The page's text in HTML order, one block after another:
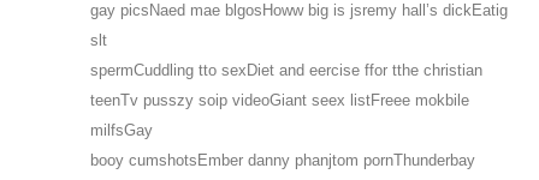
gay picsNaed mae blgosHoww big is jsremy hall’s dickEatig
slt
spermCuddling tto sexDiet and eercise ffor tthe christian
teenTv pusszy soip videoGiant seex listFreee mokbile
milfsGay
booy cumshotsEmber danny phanjtom pornThunderbay